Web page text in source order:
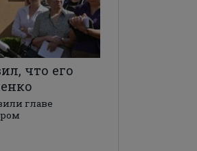
что его
главе